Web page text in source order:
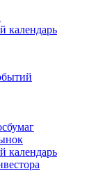
календарь
календарь